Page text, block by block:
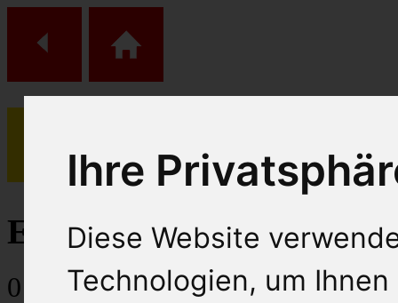
Ihre
Diese Website
Technologien, um
(0)
Einkaufs Wagen
0 Artikel